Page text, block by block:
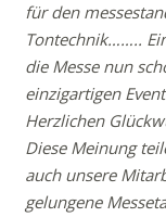
für den
Tontechnik……..
die Messe nun
einzigartigen
Herzlichen
Diese Meinung
auch unsere
gelungene